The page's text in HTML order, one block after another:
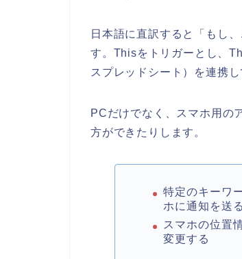
日本語に直訳すると「もし
す。 Thisをトリガーとし、
スプレッドシート）を連携し
PCだけでなく、スマホ用の
方ができたりします。
特定のキーワ
ホに通知を送る
スマホの位置
変更する